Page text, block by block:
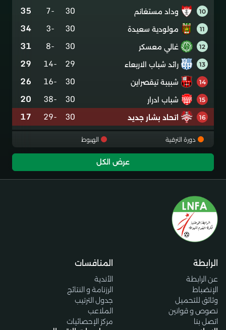
10 وداد مستغانم 30
-7
35
11 مولودية سعيدة 30
-3
34
12 غالي معسكر 30
-8
31
13 رائد شباب الاربعاء 29
-14
29
14 شبيبة تيقصراين 30
-16
26
15 شباب ادرار 30
-38
20
16 اتحاد بشار جديد 30
-29
17
دورة الترقية الهبوط
عرض الكل
الرابطة
عن الرابطة
الإنضباط
وثائق للتحميل
نصوص و قوانين
اتصل بنا
المنافسات
الأندية
الرزنامة و النتائج
جدول الترتيب
الملاعب
مركز الإحصائيات